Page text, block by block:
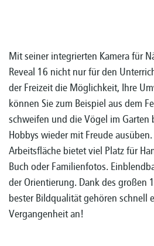
Mit seiner integrierten Kamera für
Reveal 16 nicht nur für den
der Freizeit die Möglichkeit, Ihre
können Sie zum Beispiel aus dem
schweifen und die Vögel im Garten
Hobbys wieder mit Freude
Arbeitsfläche bietet viel Platz für
Buch oder Familienfotos.
der Orientierung. Dank des großen
bester Bildqualität gehören schnell
Vergangenheit an!